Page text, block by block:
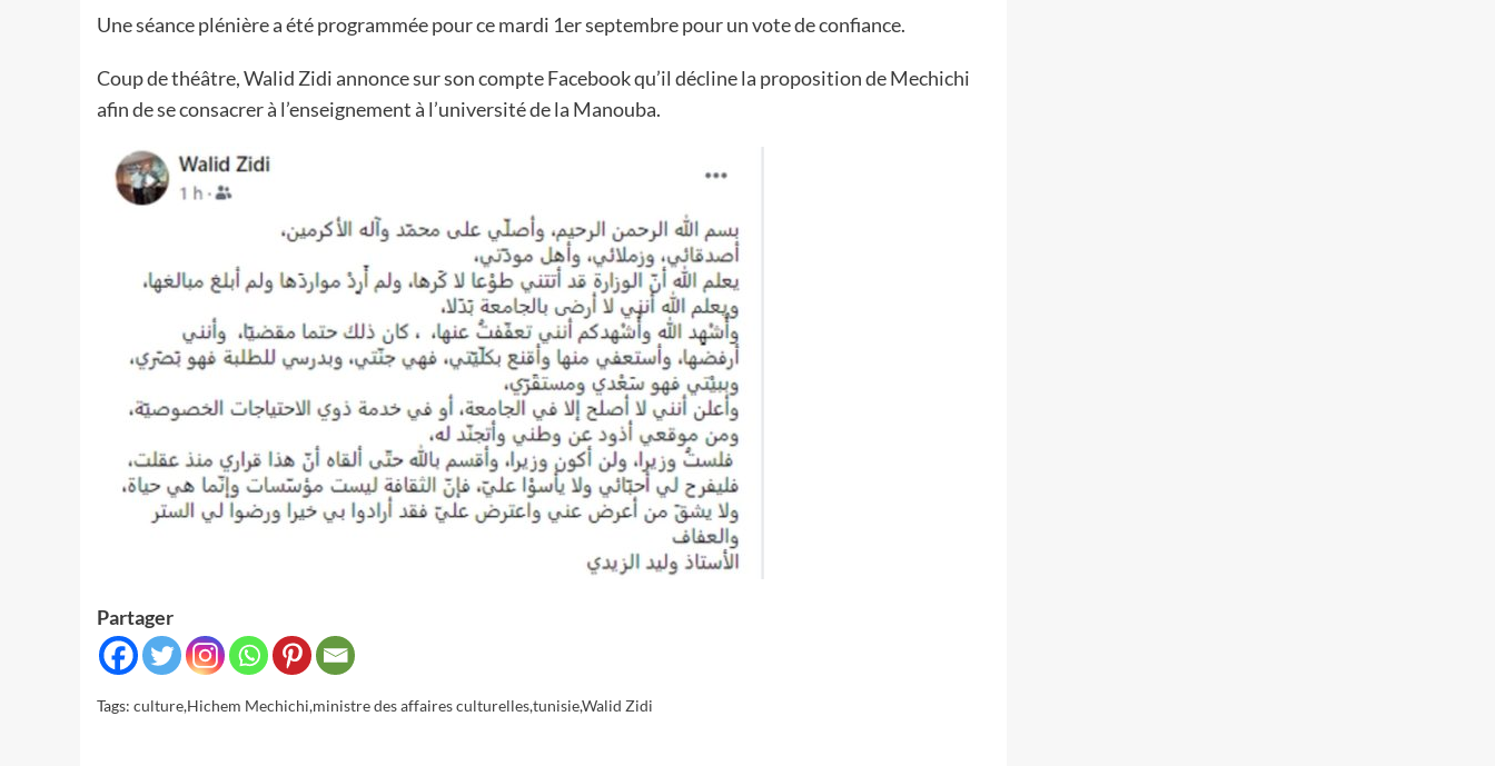
Une séance plénière a été programmée pour ce mardi 1er septembre pour un vote de confiance.
Coup de théâtre, Walid Zidi annonce sur son compte Facebook qu’il décline la proposition de Mechichi
afin de se consacrer à l’enseignement à l’université de la Manouba.
Partager
Tags: culture,Hichem Mechichi,ministre des affaires culturelles,tunisie,Walid Zidi